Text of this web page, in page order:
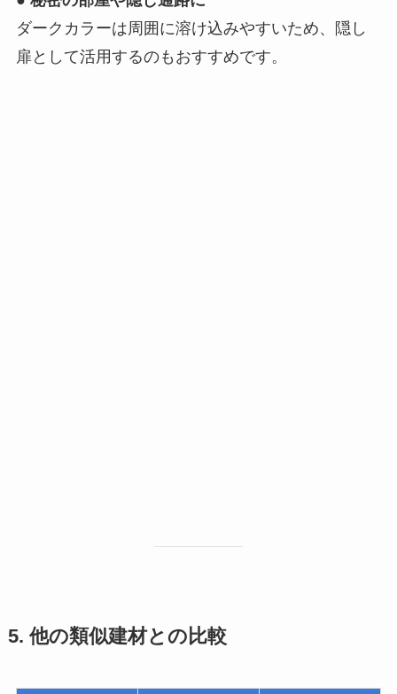
ダークカラーは周囲に溶け込みやすいため、隠し
扉として活用するのもおすすめです。
5. 他の類似建材との比較